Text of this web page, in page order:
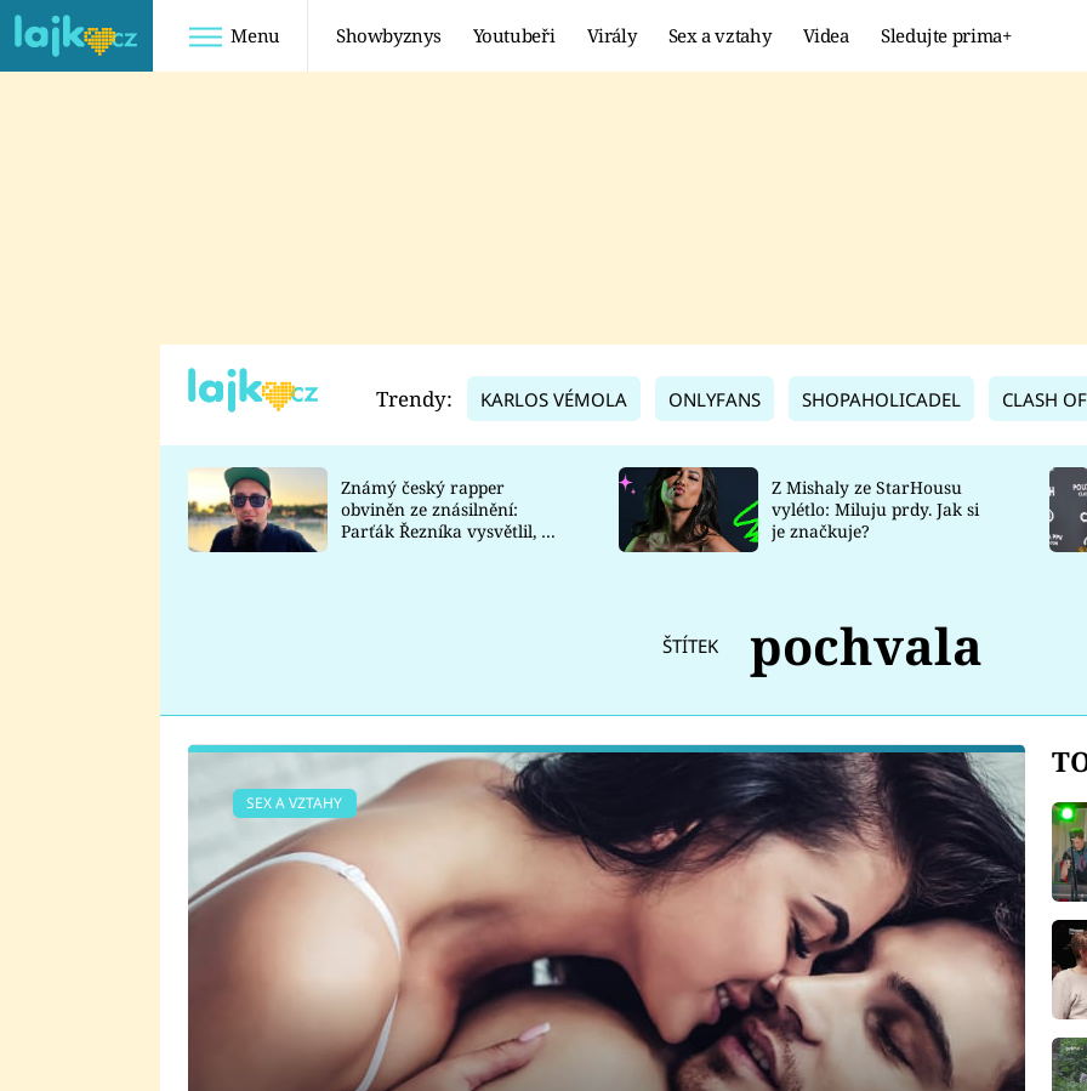
Menu Showbyznys Youtubeři Virály Sex a vztahy Videa Sledujte prima+
TADEÁŠ KUBĚNKA
DATEL
Trendy: KARLOS VÉMOLA ONLYFANS SHOPAHOLICADEL CLASH
Známý český rapper
obviněn ze znásilnění:
Parťák Řezníka vysvětlil, co
Z Mishaly ze StarHousu
vylétlo: Miluju prdy. Jak si
je značkuje?
ŠTÍTEK pochvala
SEX A VZTAHY